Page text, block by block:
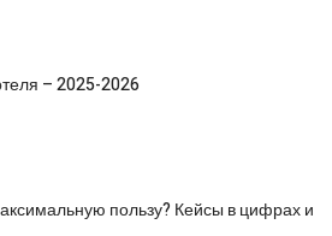
– 2025-2026
пользу? Кейсы в цифрах и